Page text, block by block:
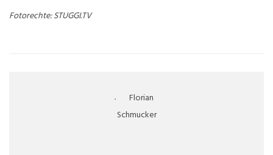
Fotorechte: STUGGI.TV